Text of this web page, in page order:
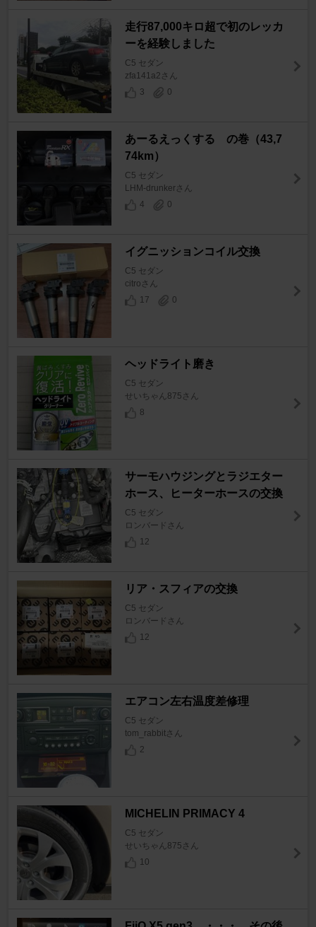
走行87,000キロ超で初のレッカ
ーを経験しました
C5 セダン
zfa141a2さん
3
0
あーるえっくする の巻（43,7
74km）
C5 セダン
LHM-drunkerさん
4
0
イグニッションコイル交換
C5 セダン
citroさん
17
0
ヘッドライト磨き
C5 セダン
せいちゃん875さん
8
サーモハウジングとラジエター
ホース、ヒーターホースの交換
C5 セダン
ロンバードさん
12
リア・スフィアの交換
C5 セダン
ロンバードさん
12
エアコン左右温度差修理
C5 セダン
tom_rabbitさん
2
MICHELIN PRIMACY 4
C5 セダン
せいちゃん875さん
10